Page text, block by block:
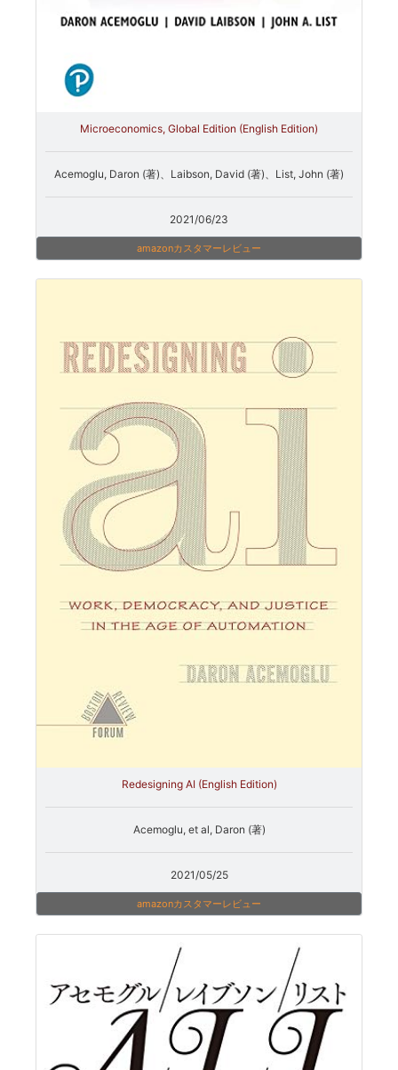
Microeconomics, Global Edition (English Edition)
Acemoglu, Daron (著)、Laibson, David (著)、List, John (著)
2021/06/23
amazonカスタマーレビュー
Redesigning AI (English Edition)
Acemoglu, et al, Daron (著)
2021/05/25
amazonカスタマーレビュー